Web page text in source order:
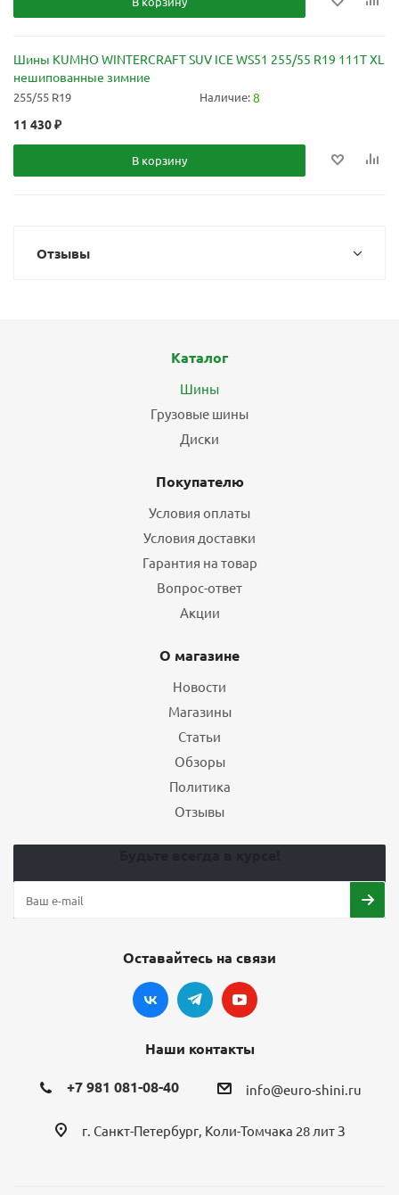
Шины KUMHO WINTERCRAFT SUV ICE WS51 255/55 R19 111T XL
нешипованные зимние
255/55 R19 Наличие:8
11 430₽
В корзину
Отзывы
Каталог
Шины
Грузовые шины
Диски
Покупателю
Условия оплаты
Условия доставки
Гарантия на товар
Вопрос-ответ
Акции
О магазине
Новости
Магазины
Статьи
Обзоры
Политика
Отзывы
Оставайтесь на связи
Наши контакты
+7 981 081-08-40 info@euro-shini.ru
г. Санкт-Петербург, Коли-Томчака 28 лит З